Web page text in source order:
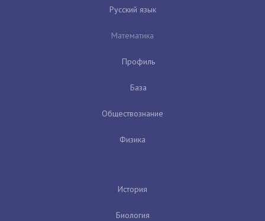
Русский язык
Математика
Профиль
База
Обществознание
Физика
История
Биология